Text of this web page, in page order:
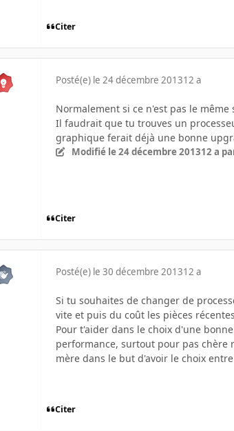
Citer
Posté(e) le 24 décembre 201312 a
Normalement si ce n'est pas le
Il faudrait que tu trouves un
graphique ferait déjà une bonne
Modifié le 24 décembre 201312 a
Citer
Posté(e) le 30 décembre 201312 a
Si tu souhaites de changer de
vite et puis du coût les pièces
Pour t'aider dans le choix d'une
performance, surtout pour pas chère
mère dans le but d'avoir le choix
Citer